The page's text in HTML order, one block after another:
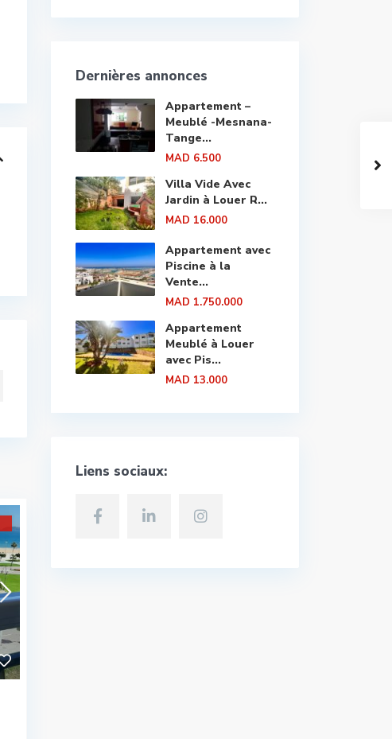
Dernières annonces
Appartement –
Meublé -Mesnana-
Tange...
MAD 6.500
Villa Vide Avec
Jardin à Louer R...
MAD 16.000
Appartement avec
Piscine à la
Vente...
MAD 1.750.000
Appartement
Meublé à Louer
avec Pis...
MAD 13.000
Liens sociaux: